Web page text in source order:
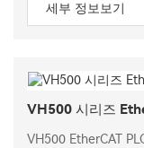
세부 정보보기
VH500 시리즈
VH500 EtherCAT